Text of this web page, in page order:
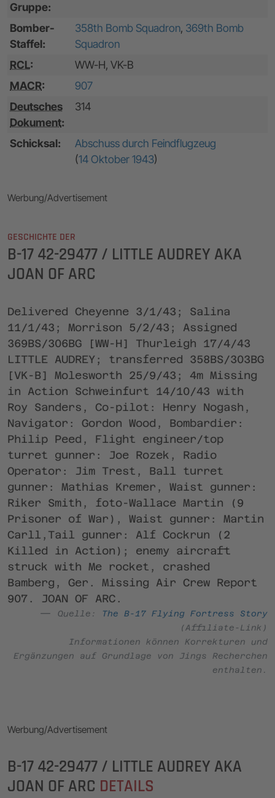
Gruppe:
Bomber-
Staffel:
358th Bomb Squadron, 369th Bomb
Squadron
RCL:
WW-H, VK-B
MACR:
907
Deutsches
Dokument:
314
Schicksal:
Abschuss durch Feindflugzeug
(14 Oktober 1943)
Werbung/Advertisement
GESCHICHTE DER
B-17 42-29477 / LITTLE AUDREY AKA
JOAN OF ARC
Delivered Cheyenne 3/1/43; Salina
11/1/43; Morrison 5/2/43; Assigned
369BS/306BG [WW-H] Thurleigh 17/4/43
LITTLE AUDREY; transferred 358BS/303BG
[VK-B] Molesworth 25/9/43; 4m Missing
in Action Schweinfurt 14/10/43 with
Roy Sanders, Co-pilot: Henry Nogash,
Navigator: Gordon Wood, Bombardier:
Philip Peed, Flight engineer/top
turret gunner: Joe Rozek, Radio
Operator: Jim Trest, Ball turret
gunner: Mathias Kremer, Waist gunner:
Riker Smith, foto-Wallace Martin (9
Prisoner of War), Waist gunner: Martin
Carll,Tail gunner: Alf Cockrun (2
Killed in Action); enemy aircraft
struck with Me rocket, crashed
Bamberg, Ger. Missing Air Crew Report
907. JOAN OF ARC.
Quelle:
The B-17 Flying Fortress Story
(Affiliate-Link)
Informationen können Korrekturen und
Ergänzungen auf Grundlage von Jings Recherchen
enthalten.
Werbung/Advertisement
B-17 42-29477 / LITTLE AUDREY AKA
JOAN OF ARC DETAILS